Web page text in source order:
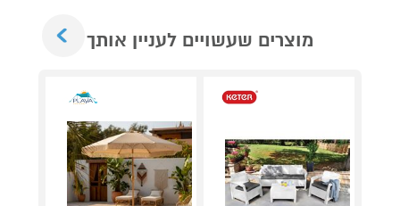
מוצרים שעשויים לעניין אותך